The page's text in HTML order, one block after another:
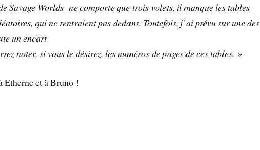
Savage Worlds ne comporte que trois volets, il manque les tables
qui ne rentraient pas dedans. Toutefois, j’ai prévu sur une des
un encart
noter, si vous le désirez, les numéros de pages de ces tables. »
Etherne et à Bruno !